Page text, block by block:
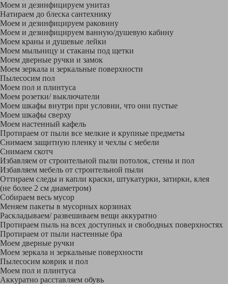
Моем и дезинфицируем унитаз
Натираем до блеска сантехнику
Моем и дезинфицируем раковину
Моем и дезинфицируем ванную/душевую кабину
Моем краны и душевые лейки
Моем мыльницу и стаканы под щетки
Моем дверные ручки и замок
Моем зеркала и зеркальные поверхности
Пылесосим пол
Моем пол и плинтуса
Моем розетки/ выключатели
Моем шкафы внутри при условии, что они пустые
Моем шкафы сверху
Моем настенный кафель
Протираем от пыли все мелкие и крупные предметы
Снимаем защитную пленку и чехлы с мебели
Снимаем скотч
Избавляем от строительной пыли потолок, стены и пол
Избавляем мебель от строительной пыли
Оттираем следы и капли краски, штукатурки, затирки, клея
(не более 2 см диаметром)
Собираем весь мусор
Меняем пакеты в мусорных корзинах
Раскладываем/ развешиваем вещи аккуратно
Протираем пыль на всех доступных и свободных поверхностях
Протираем от пыли настенные бра
Моем дверные ручки
Моем зеркала и зеркальные поверхности
Пылесосим коврик и пол
Моем пол и плинтуса
Аккуратно расставляем обувь